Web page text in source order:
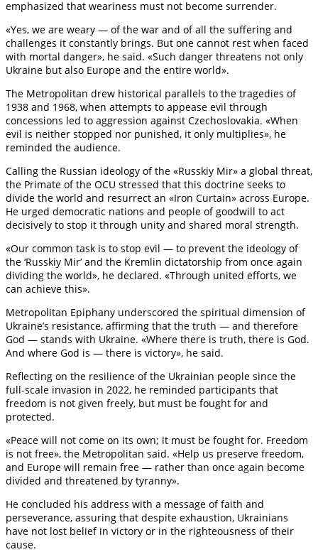
emphasized that weariness must not become surrender.
«Yes, we are weary — of the war and of all the suffering and
challenges it constantly brings. But one cannot rest when faced
with mortal danger», he said. «Such danger threatens not only
Ukraine but also Europe and the entire world».
The Metropolitan drew historical parallels to the tragedies of
1938 and 1968, when attempts to appease evil through
concessions led to aggression against Czechoslovakia. «When
evil is neither stopped nor punished, it only multiplies», he
reminded the audience.
Calling the Russian ideology of the «Russkiy Mir» a global threat,
the Primate of the OCU stressed that this doctrine seeks to
divide the world and resurrect an «Iron Curtain» across Europe.
He urged democratic nations and people of goodwill to act
decisively to stop it through unity and shared moral strength.
«Our common task is to stop evil — to prevent the ideology of
the ‘Russkiy Mir’ and the Kremlin dictatorship from once again
dividing the world», he declared. «Through united efforts, we
can achieve this».
Metropolitan Epiphany underscored the spiritual dimension of
Ukraine’s resistance, affirming that the truth — and therefore
God — stands with Ukraine. «Where there is truth, there is God.
And where God is — there is victory», he said.
Reflecting on the resilience of the Ukrainian people since the
full-scale invasion in 2022, he reminded participants that
freedom is not given freely, but must be fought for and
protected.
«Peace will not come on its own; it must be fought for. Freedom
is not free», the Metropolitan said. «Help us preserve freedom,
and Europe will remain free — rather than once again become
divided and threatened by tyranny».
He concluded his address with a message of faith and
perseverance, assuring that despite exhaustion, Ukrainians
have not lost belief in victory or in the righteousness of their
cause.